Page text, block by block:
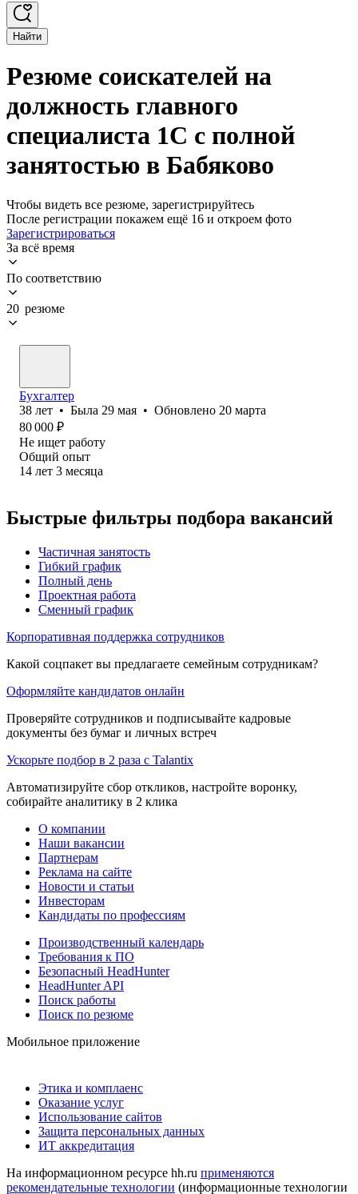
Найти
Резюме соискателей на
должность главного
специалиста 1С с полной
занятостью в Бабяково
Чтобы видеть все резюме, зарегистрируйтесь
После регистрации покажем ещё 16 и откроем фото
Зарегистрироваться
За всё время
По соответствию
20 резюме
Бухгалтер
38 лет • Была 29 мая • Обновлено 20 марта
80 000 ₽
Не ищет работу
Общий опыт
14 лет 3 месяца
Быстрые фильтры подбора вакансий
Частичная занятость
Гибкий график
Полный день
Проектная работа
Сменный график
Корпоративная поддержка сотрудников
Какой соцпакет вы предлагаете семейным сотрудникам?
Оформляйте кандидатов онлайн
Проверяйте сотрудников и подписывайте кадровые
документы без бумаг и личных встреч
Ускорьте подбор в 2 раза с Talantix
Автоматизируйте сбор откликов, настройте воронку,
собирайте аналитику в 2 клика
О компании
Наши вакансии
Партнерам
Реклама на сайте
Новости и статьи
Инвесторам
Кандидаты по профессиям
Производственный календарь
Требования к ПО
Безопасный HeadHunter
HeadHunter API
Поиск работы
Поиск по резюме
Мобильное приложение
Этика и комплаенс
Оказание услуг
Использование сайтов
Защита персональных данных
ИТ аккредитация
На информационном ресурсе hh.ru применяются
рекомендательные технологии (информационные технологии